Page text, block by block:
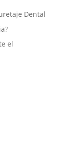
Dental
el